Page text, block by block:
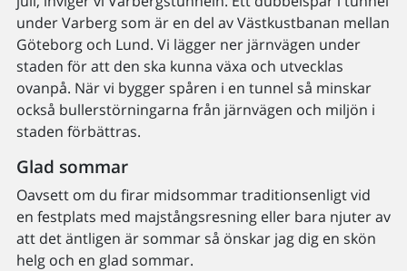
under Varberg som är en del av Västkustbanan mellan
Göteborg och Lund. Vi lägger ner järnvägen under
staden för att den ska kunna växa och utvecklas
ovanpå. När vi bygger spåren i en tunnel så minskar
också bullerstörningarna från järnvägen och miljön i
staden förbättras.
Glad sommar
Oavsett om du firar midsommar traditionsenligt vid
en festplats med majstångsresning eller bara njuter av
att det äntligen är sommar så önskar jag dig en skön
helg och en glad sommar.